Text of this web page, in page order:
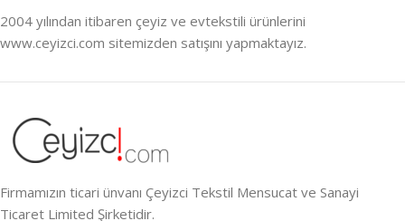
2004 yılından itibaren çeyiz ve evtekstili ürünlerini
www.ceyizci.com sitemizden satışını yapmaktayız.
Firmamızın ticari ünvanı Çeyizci Tekstil Mensucat ve Sanayi
Ticaret Limited Şirketidir.